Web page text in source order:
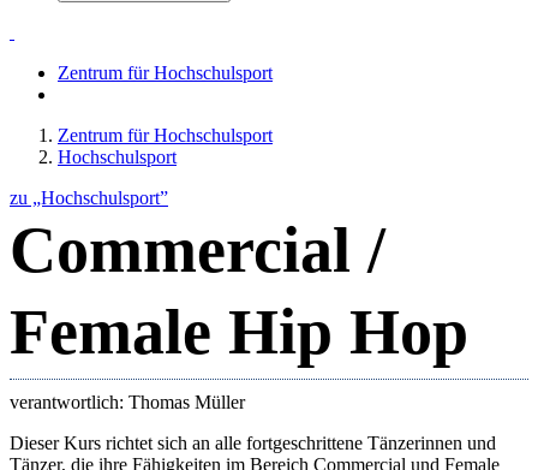
Zentrum für Hochschulsport
Zentrum für Hochschulsport
Hochschulsport
zu „Hochschulsport”
Commercial /
Female Hip Hop
verantwortlich: Thomas Müller
Dieser Kurs richtet sich an alle fortgeschrittene Tänzerinnen und
Tänzer, die ihre Fähigkeiten im Bereich Commercial und Female